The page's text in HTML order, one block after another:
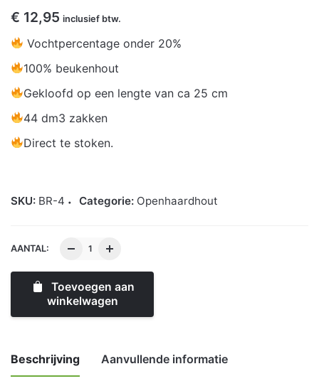
€ 12,95 inclusief btw.
Vochtpercentage onder 20%
100% beukenhout
Gekloofd op een lengte van ca 25 cm
44 dm3 zakken
Direct te stoken.
SKU: BR-4 Categorie: Openhaardhout
AANTAL:
Toevoegen aan
winkelwagen
Beschrijving Aanvullende informatie